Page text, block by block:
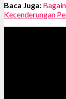
Baca Juga:
Kecenderungan